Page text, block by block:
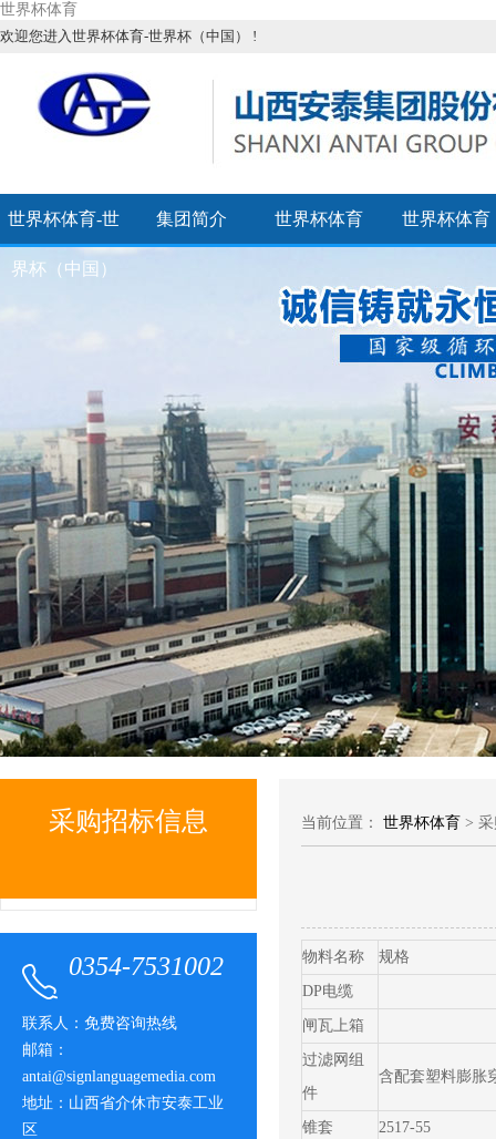
世界杯体育
欢迎您进入世界杯体育-世界杯（中国） !
世界杯体育-世
界杯（中国）
集团简介 世界杯体育 世界杯体育
采购招标信息
0354-7531002
联系人：免费咨询热线
邮箱：
antai@signlanguagemedia.com
地址：山西省介休市安泰工业
区
当前位置： 世界杯体育 >
物料名称 规格
DP电缆
闸瓦上箱
过滤网组
件
含配套塑料膨胀
锥套 2517-55